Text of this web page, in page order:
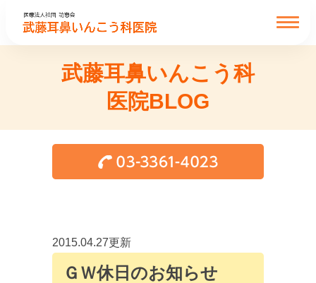
武藤耳鼻いんこう科
医院BLOG
2015.04.27更新
ＧＷ休日のお知らせ